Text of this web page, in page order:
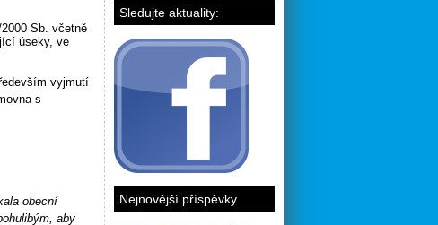
Sb. včetně
úseky, ve
vyjmutí
s
obecní
aby
Sledujte aktuality:
Nejnovější příspěvky